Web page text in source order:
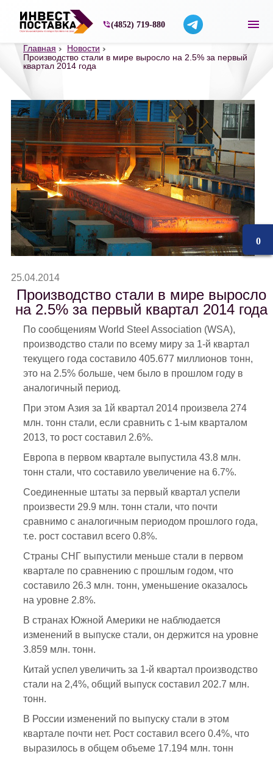
Строительные материалы со склада в
(4852) 719-880
Главная
Новости
Производство стали в мире выросло на 2.5% за первый
квартал 2014 года
25.04.2014
Производство стали в мире выросло
на 2.5% за первый квартал 2014 года
По сообщениям World Steel Association (WSA),
производство стали по всему миру за 1-й квартал
текущего года составило 405.677 миллионов тонн,
это на 2.5% больше, чем было в прошлом году в
аналогичный период.
При этом Азия за 1й квартал 2014 произвела 274
млн. тонн стали, если сравнить с 1-ым кварталом
2013, то рост составил 2.6%.
Европа в первом квартале выпустила 43.8 млн.
тонн стали, что составило увеличение на 6.7%.
Соединенные штаты за первый квартал успели
произвести 29.9 млн. тонн стали, что почти
сравнимо с аналогичным периодом прошлого года,
т.е. рост составил всего 0.8%.
Страны СНГ выпустили меньше стали в первом
квартале по сравнению с прошлым годом, что
составило 26.3 млн. тонн, уменьшение оказалось
на уровне 2.8%.
В странах Южной Америки не наблюдается
изменений в выпуске стали, он держится на уровне
3.859 млн. тонн.
Китай успел увеличить за 1-й квартал производство
стали на 2,4%, общий выпуск составил 202.7 млн.
тонн.
В России изменений по выпуску стали в этом
квартале почти нет. Рост составил всего 0.4%, что
выразилось в общем объеме 17.194 млн. тонн
0